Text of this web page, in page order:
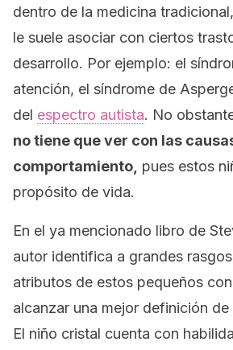
dentro de la medicina
le suele asociar con ciertos
desarrollo. Por ejemplo: el
atención, el síndrome de
del espectro autista. No
no tiene que ver con las
comportamiento, pues estos
propósito de vida.
En el ya mencionado libro de
autor identifica a grandes
atributos de estos pequeños
alcanzar una mejor definición
El niño cristal cuenta con